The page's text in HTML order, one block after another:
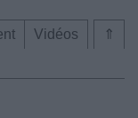
⇑
Vidéos